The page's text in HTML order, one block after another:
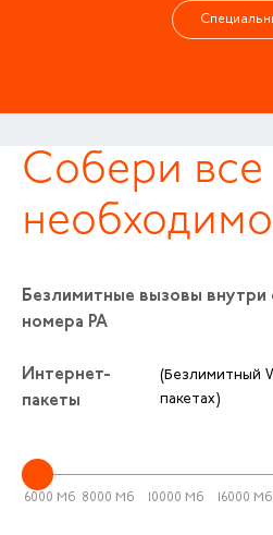
Собери все
Безлимитные вызовы внутри
номера РА
Интернет-
пакеты
(Безлимитный
пакетах)
6000 Мб 8000 Мб 10000 Мб 16000 Мб